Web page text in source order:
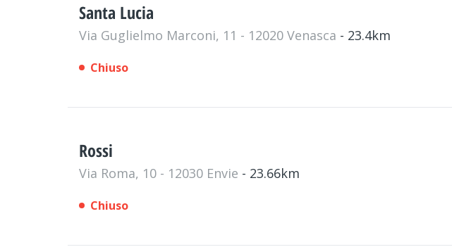
Santa Lucia
Via Guglielmo Marconi, 11 - 12020 Venasca - 23.4km
Chiuso
Rossi
Via Roma, 10 - 12030 Envie - 23.66km
Chiuso